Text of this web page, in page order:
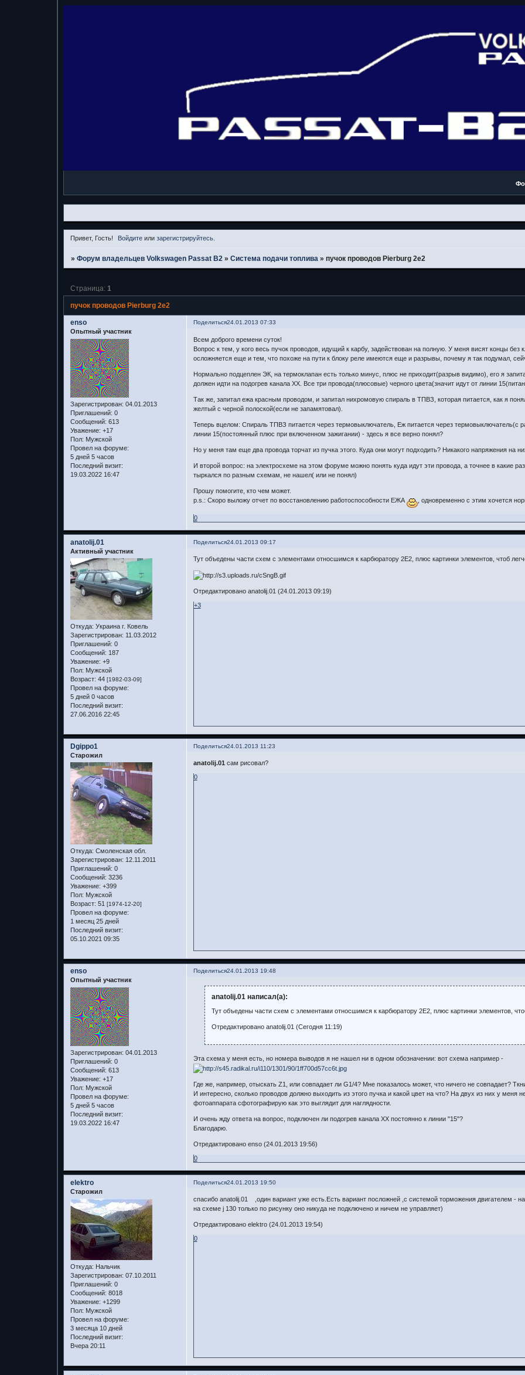
Привет, Гость! Войдите илизарегистрируйтесь.
» Форум владельцев Volkswagen Passat B2 » Система подачи топлива » пучок проводов Pierburg 2e2
пучок проводов Pierburg 2e2
Страница: 1
Поделиться24.01.2013 07:33
enso
Опытный участник
Зарегистрирован: 04.01.2013
Приглашений: 0
Сообщений: 613
Уважение: +17
Пол: Мужской
Провел на форуме:
5 дней 5 часов
Последний визит:
19.03.2022 16:47
Всем доброго времени суток!
Вопрос к тем, у кого весь пучок проводов, идущий к карбу, задействован на полную. У меня висят концы
осложняется еще и тем, что похоже на пути к блоку реле имеются еще и разрывы, почему я так подумал,
Нормально подцеплен ЭК, на термоклапан есть только минус, плюс не приходит(разрыв видимо), его я
должен идти на подогрев канала ХХ. Все три провода(плюсовые) черного цвета(значит идут от линии
Так же, запитал ежа красным проводом, и запитал нихромовую спираль в ТПВЗ, которая питается, как я
желтый с черной полоской(если не запамятовал).
Теперь вцелом: Спираль ТПВЗ питается через термовыключатель, Еж питается через термовыключатель(с
линии 15(постоянный плюс при включенном зажигании) - здесь я все верно понял?
Но у меня там еще два провода торчат из пучка этого. Куда они могут подходить? Никакого напряжения на
И второй вопрос: на электросхеме на этом форуме можно понять куда идут эти провода, а точнее в какие
тыркался по разным схемам, не нашел( или не понял)
Прошу помогите, кто чем может.
p.s.: Скоро выложу отчет по восстановлению работоспособности ЕЖА
, одновременно с этим хочется
0
Поделиться24.01.2013 09:17
anatolij.01
Активный участник
Откуда: Украина г. Ковель
Зарегистрирован: 11.03.2012
Приглашений: 0
Сообщений: 187
Уважение: +9
Пол: Мужской
Возраст: 44 [1982-03-09]
Провел на форуме:
5 дней 0 часов
Последний визит:
27.06.2016 22:45
Тут объедены части схем с элементами относшимся к карбюратору 2Е2, плюс картинки элементов, чтоб
Отредактировано anatolij.01 (24.01.2013 09:19)
+3
Поделиться24.01.2013 11:23
Dgippo1
Старожил
Откуда: Смоленская обл.
Зарегистрирован: 12.11.2011
Приглашений: 0
Сообщений: 3236
Уважение: +399
Пол: Мужской
Возраст: 51 [1974-12-20]
Провел на форуме:
1 месяц 25 дней
Последний визит:
05.10.2021 09:35
anatolij.01сам рисовал?
0
Поделиться24.01.2013 19:48
enso
Опытный участник
Зарегистрирован: 04.01.2013
Приглашений: 0
Сообщений: 613
Уважение: +17
Пол: Мужской
Провел на форуме:
5 дней 5 часов
Последний визит:
19.03.2022 16:47
anatolij.01 написал(а):
Тут объедены части схем с элементами относшимся к карбюратору 2Е2, плюс картинки элементов,
Отредактировано anatolij.01 (Сегодня 11:19)
Эта схема у меня есть, но номера выводов я не нашел ни в одном обозначении: вот схема например -
Где же, например, отыскать Z1, или совпадает ли G1/4? Мне показалось может, что ничего не совпадает?
И интересно, сколько проводов должно выходить из этого пучка и какой цвет на что? На двух из них у меня
фотоаппарата сфотографирую как это выглядит для наглядности.
И очень жду ответа на вопрос, подключен ли подогрев канала ХХ постоянно к линии "15"?
Благодарю.
Отредактировано enso (24.01.2013 19:56)
0
Поделиться24.01.2013 19:50
elektro
Старожил
Откуда: Нальчик
Зарегистрирован: 07.10.2011
Приглашений: 0
Сообщений: 8018
Уважение: +1299
Пол: Мужской
Провел на форуме:
3 месяца 10 дней
Последний визит:
Вчера 20:11
спасибо anatolij.01 ,один вариант уже есть.Есть вариант посложней ,с системой торможения двигателем -
на схеме j 130 только по рисунку оно никуда не подключено и ничем не управляет)
Отредактировано elektro (24.01.2013 19:54)
0